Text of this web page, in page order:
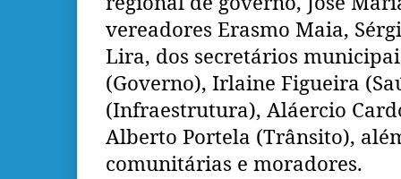
vereadores Erasmo Maia,
Lira, dos secretários
(Governo), Irlaine Figueira
(Infraestrutura), Aláercio
Alberto Portela (Trânsito),
comunitárias e moradores.